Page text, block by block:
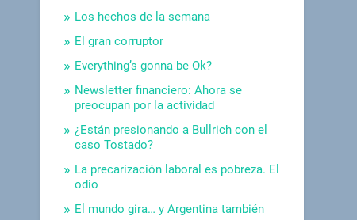
Los hechos de la semana
El gran corruptor
Everything’s gonna be Ok?
Newsletter financiero: Ahora se
preocupan por la actividad
¿Están presionando a Bullrich con el
caso Tostado?
La precarización laboral es pobreza. El
odio
El mundo gira… y Argentina también